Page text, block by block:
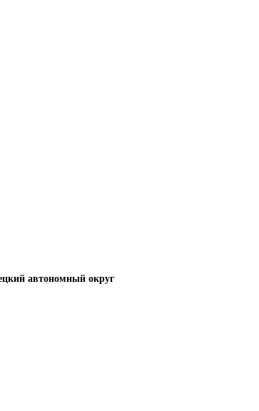
автономный округ